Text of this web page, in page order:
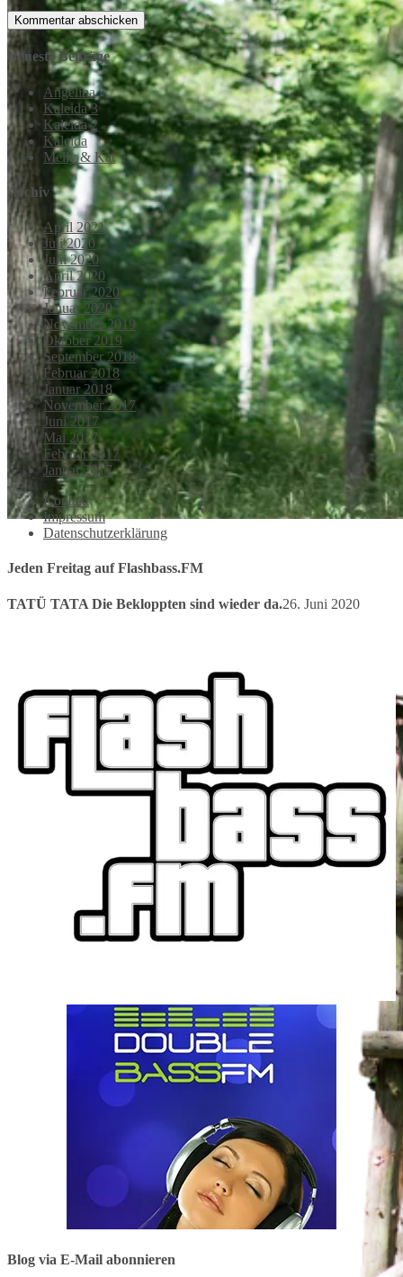
Neueste Beiträge
Angelina
Kaleida 3
Kaleida 2
Kaleida
Melly & Kat
Archiv
April 2021
Juli 2020
Juni 2020
April 2020
Februar 2020
Januar 2020
November 2019
Oktober 2019
September 2018
Februar 2018
Januar 2018
November 2017
Juni 2017
Mai 2017
Februar 2017
Januar 2017
Kontakt
Impressum
Datenschutzerklärung
Jeden Freitag auf Flashbass.FM
TATÜ TATA Die Bekloppten sind wieder da.26. Juni 2020
Blog via E-Mail abonnieren